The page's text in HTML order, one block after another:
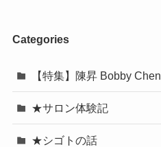
Categories
【特集】陳昇 Bobby Chen
★サロン体験記
★シゴトの話